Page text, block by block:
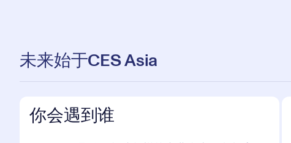
未来始于CES Asia
你会遇到谁